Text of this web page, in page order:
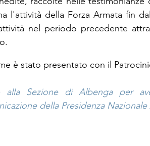
l'attività della Forza Armata fin
nel periodo precedente
è stato presentato con il
alla Sezione di Albenga per
della Presidenza